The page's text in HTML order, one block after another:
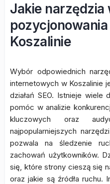
Jakie
Koszalinie
Wybór odpowiednich
internetowych w Koszalinie
działań SEO. Istnieje
pomóc w analizie
kluczowych oraz
najpopularniejszych
pozwala na śledzenie
zachowań użytkowników.
się, które strony cieszą się
oraz jakie są źródła ruchu.